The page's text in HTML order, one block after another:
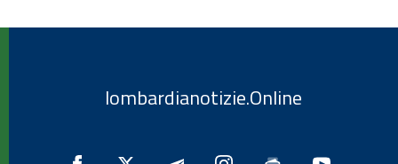
lombardianotizie.Online